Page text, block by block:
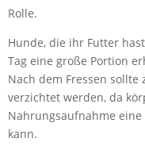
Rolle.
Hunde, die ihr Futter
Tag eine große Portion
Nach dem Fressen
verzichtet werden, da
Nahrungsaufnahme
kann.